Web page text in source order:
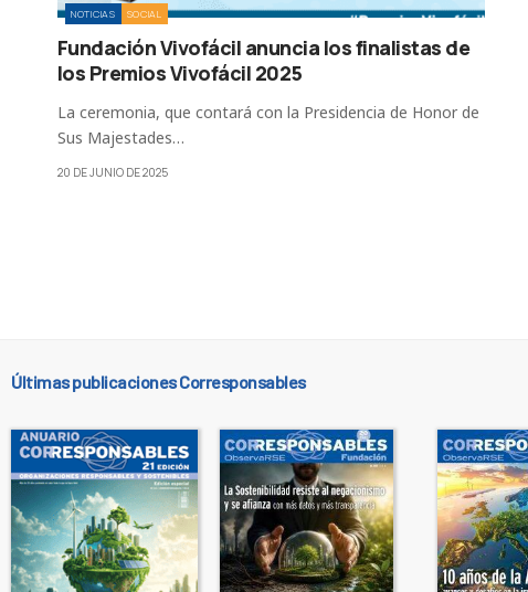
NOTICIAS SOCIAL
Fundación Vivofácil anuncia los finalistas de
los Premios Vivofácil 2025
La ceremonia, que contará con la Presidencia de Honor de
Sus Majestades…
20 DE JUNIO DE 2025
Últimas publicaciones Corresponsables